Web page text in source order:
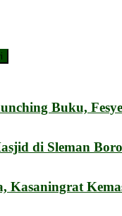
Buku,
di Sleman
Kasaningrat